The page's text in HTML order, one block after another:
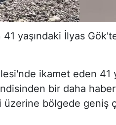
yaşındaki İlyas
ikamet eden 41
bir daha haber
üzerine bölgede geniş